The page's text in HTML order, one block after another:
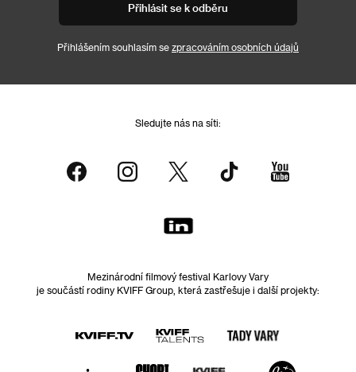
Přihlásit se k odběru
Přihlášením souhlasím se zpracováním osobních údajů
Sledujte nás na síti:
Mezinárodní filmový festival Karlovy Vary
je součástí rodiny KVIFF Group, která zastřešuje i další projekty: